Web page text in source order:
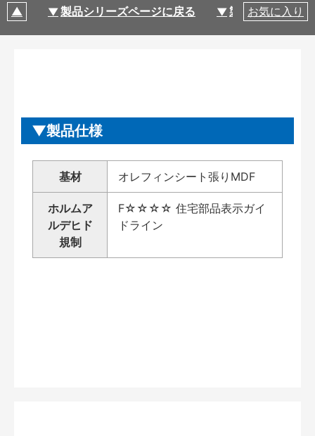
製品シリーズページに戻る 製品仕様
お気に入り
製品仕様
基材 オレフィンシート張りMDF
ホルムア
ルデヒド
規制
F☆☆☆☆ 住宅部品表示ガイ
ドライン